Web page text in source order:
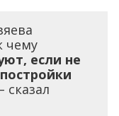
чему
если не
сказал